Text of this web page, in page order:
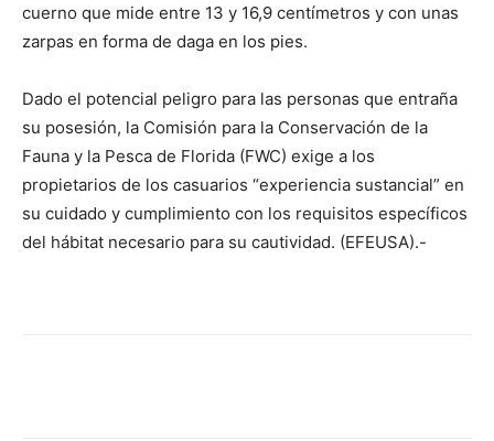
cuerno que mide entre 13 y 16,9 centímetros y con unas
zarpas en forma de daga en los pies.
Dado el potencial peligro para las personas que entraña
su posesión, la Comisión para la Conservación de la
Fauna y la Pesca de Florida (FWC) exige a los
propietarios de los casuarios “experiencia sustancial” en
su cuidado y cumplimiento con los requisitos específicos
del hábitat necesario para su cautividad. (EFEUSA).-